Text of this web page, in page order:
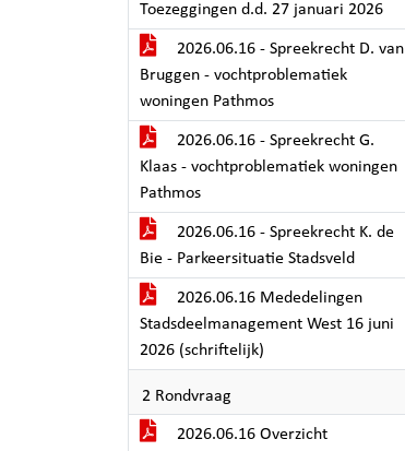
Toezeggingen d.d. 27 januari 2026
2026.06.16 - Spreekrecht D. van
Bruggen - vochtproblematiek
woningen Pathmos
2026.06.16 - Spreekrecht G.
Klaas - vochtproblematiek woningen
Pathmos
2026.06.16 - Spreekrecht K. de
Bie - Parkeersituatie Stadsveld
2026.06.16 Mededelingen
Stadsdeelmanagement West 16 juni
2026 (schriftelijk)
2 Rondvraag
2026.06.16 Overzicht